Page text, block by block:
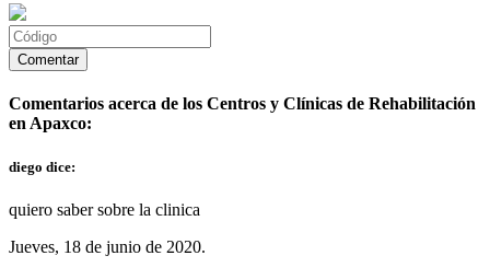
Comentarios acerca de los Centros y Clínicas de Rehabilitación
en Apaxco:
diego dice:
quiero saber sobre la clinica
Jueves, 18 de junio de 2020.